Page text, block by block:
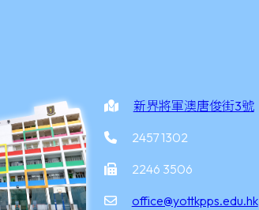
新界將軍澳唐俊街3號
2457 1302
2246 3506
office@yottkpps.edu.hk